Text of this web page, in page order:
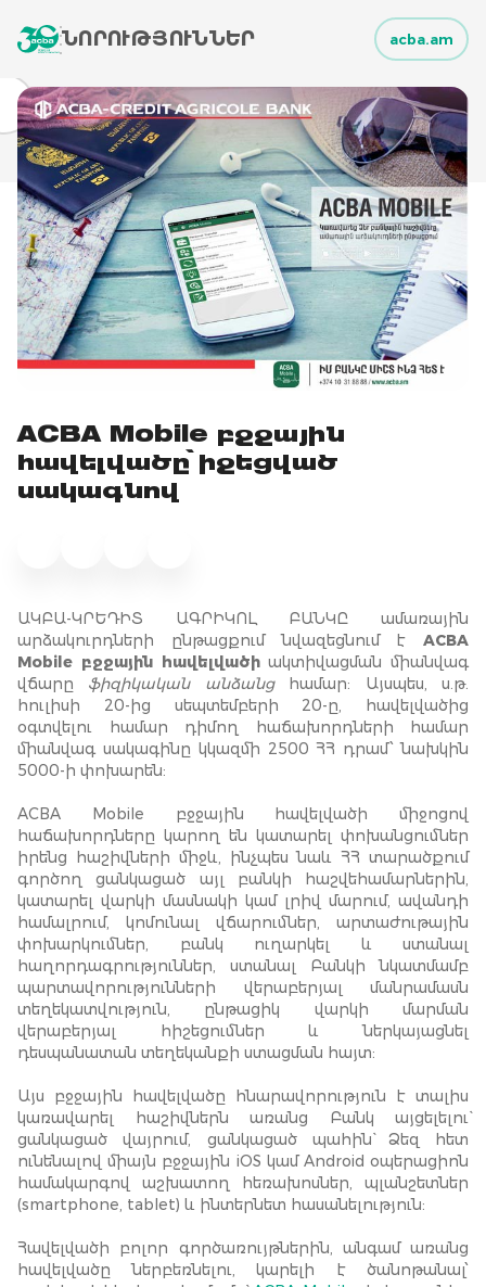
ՆՈՐՈՒԹՅՈՒՆՆԵՐ acba.am
ACBA Mobile բջջային
հավելվածը՝ իջեցված
սակագնով
ԱԿԲԱ-ԿՐԵԴԻՏ ԱԳՐԻԿՈԼ ԲԱՆԿԸ ամառային
արձակուրդների ընթացքում նվազեցնում է ACBA
Mobile բջջային հավելվածիակտիվացման միանվագ
վճարը ֆիզիկական անձանցհամար: Այսպես, ս.թ.
հուլիսի 20-ից սեպտեմբերի 20-ը, հավելվածից
օգտվելու համար դիմող հաճախորդների համար
միանվագ սակագինը կկազմի 2500 ՀՀ դրամ՝ նախկին
5000-ի փոխարեն:
ACBA Mobile բջջային հավելվածի միջոցով
հաճախորդները կարող են կատարել փոխանցումներ
իրենց հաշիվների միջև, ինչպես նաև ՀՀ տարածքում
գործող ցանկացած այլ բանկի հաշվեհամարներին,
կատարել վարկի մասնակի կամ լրիվ մարում, ավանդի
համալրում, կոմունալ վճարումներ, արտաժութային
փոխարկումներ, բանկ ուղարկել և ստանալ
հաղորդագրություններ, ստանալ Բանկի նկատմամբ
պարտավորությունների վերաբերյալ մանրամասն
տեղեկատվություն, ընթացիկ վարկի մարման
վերաբերյալ հիշեցումներ և ներկայացնել
դեսպանատան տեղեկանքի ստացման հայտ:
Այս բջջային հավելվածը հնարավորություն է տալիս
կառավարել հաշիվներն առանց Բանկ այցելելու`
ցանկացած վայրում, ցանկացած պահին` Ձեզ հետ
ունենալով միայն բջջային iOS կամ Android օպերացիոն
համակարգով աշխատող հեռախոսներ, պլանշետներ
(smartphone, tablet) և ինտերնետ հասանելություն:
Հավելվածի բոլոր գործառույթներին, անգամ առանց
հավելվածը ներբեռնելու, կարելի է ծանոթանալ՝